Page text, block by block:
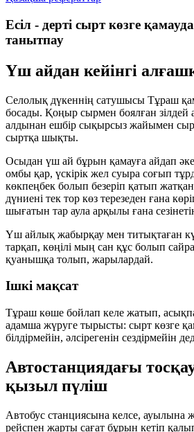
Есіл - дерті сырт көзге
танытпау
Үш айдан кейінгі
Селолық дүкеннің сатушысы Тұраш
босады. Қоңыр сырмен боялған зілдей
алдынан ешбір сықырсыз жайымен
сыртқа шықты.
Осыдан үш ай бұрын қамауға айдап
омбы қар, үскірік жел суыра соғып
көкпеңбек болып безеріп қатып
дүниені тек тор көз терезеден ғана
шығатын тар аула арқылы ғана
Үш айлық жабырқау мен титықтаған
тарқап, көңілі мың сан құс болып
қуанышқа толып, жарылардай.
Ішкі мақсат
Тұраш көше бойлап келе жатып,
адамша жүруге тырысты: сырт көзге
білдірмейін, әлсірегенін сездірмейін
Автостанциядағы
қызыл пүліш
Автобус станциясына келсе, ауылына
рейспен жарты сағат бұрын кетіп